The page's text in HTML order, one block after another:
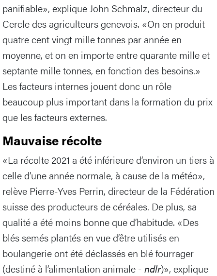
panifiable», explique John Schmalz, directeur du
Cercle des agriculteurs genevois. «On en produit
quatre cent vingt mille tonnes par année en
moyenne, et on en importe entre quarante mille et
septante mille tonnes, en fonction des besoins.»
Les facteurs internes jouent donc un rôle
beaucoup plus important dans la formation du prix
que les facteurs externes.
Mauvaise récolte
«La récolte 2021 a été inférieure d’environ un tiers à
celle d’une année normale, à cause de la météo»,
relève Pierre-Yves Perrin, directeur de la Fédération
suisse des producteurs de céréales. De plus, sa
qualité a été moins bonne que d’habitude. «Des
blés semés plantés en vue d’être utilisés en
boulangerie ont été déclassés en blé fourrager
(destiné à l’alimentation animale - ndlr)», explique